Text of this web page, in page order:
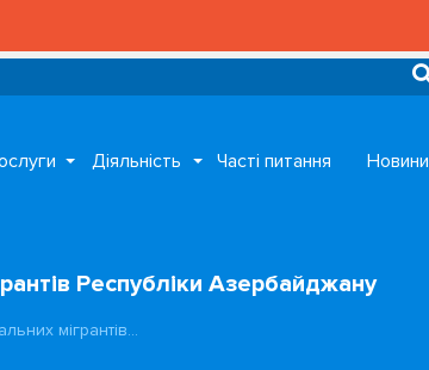
Діяльність Часті питання Новини
Республіки Азербайджану
мігрантів…